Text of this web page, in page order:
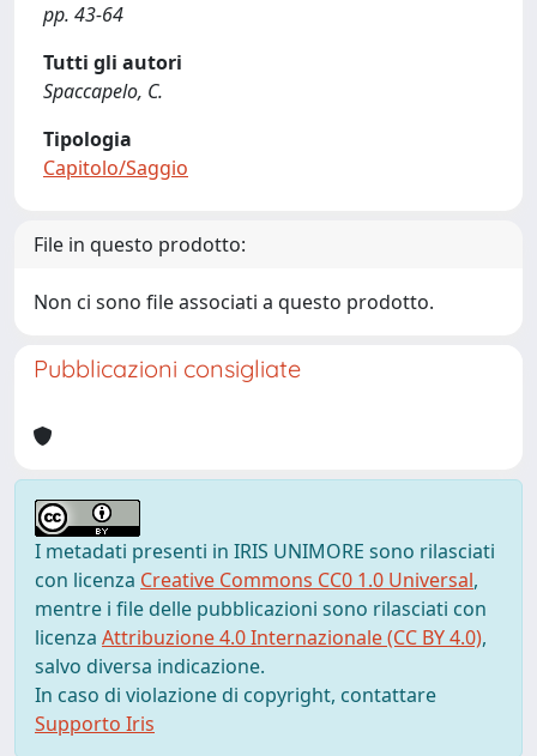
pp. 43-64
Tutti gli autori
Spaccapelo, C.
Tipologia
Capitolo/Saggio
File in questo prodotto:
Non ci sono file associati a questo prodotto.
Pubblicazioni consigliate
I metadati presenti in IRIS UNIMORE sono rilasciati
con licenza Creative Commons CC0 1.0 Universal,
mentre i file delle pubblicazioni sono rilasciati con
licenza Attribuzione 4.0 Internazionale (CC BY 4.0),
salvo diversa indicazione.
In caso di violazione di copyright, contattare
Supporto Iris